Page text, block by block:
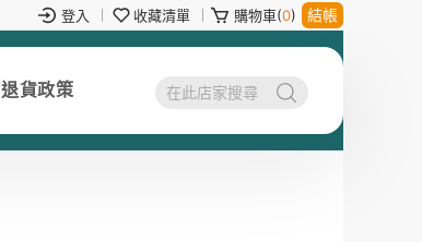
登入 收藏清單 購物車(0) 結帳
退貨政策